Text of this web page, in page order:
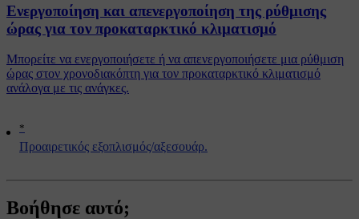
*
Προαιρετικός εξοπλισμός/αξεσουάρ.
Ενεργοποίηση και απενεργοποίηση της ρύθμισης
ώρας για τον προκαταρκτικό κλιματισμό
Μπορείτε να ενεργοποιήσετε ή να απενεργοποιήσετε μια ρύθμιση
ώρας στον χρονοδιακόπτη για τον προκαταρκτικό κλιματισμό
ανάλογα με τις ανάγκες.
Βοήθησε αυτό;